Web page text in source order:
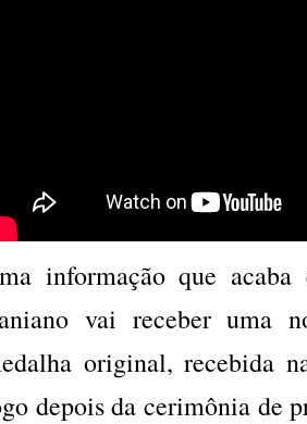
informação que
vai receber uma
original, recebida
depois da cerimônia de